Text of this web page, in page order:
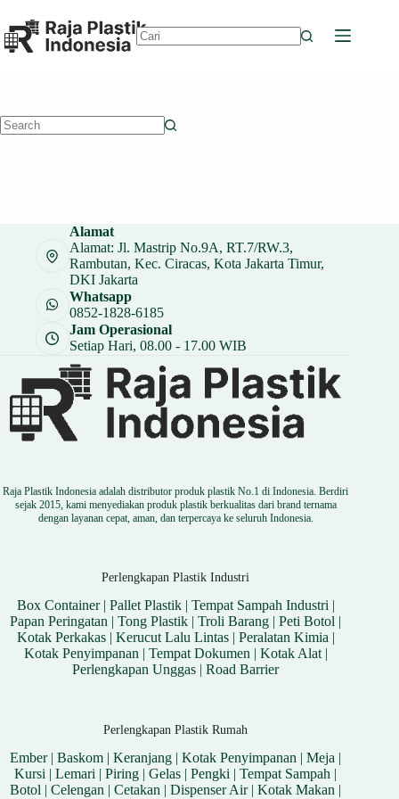
to
content
Alamat
Alamat: Jl. Mastrip No.9A, RT.7/RW.3,
Rambutan, Kec. Ciracas, Kota Jakarta Timur,
DKI Jakarta
Whatsapp
0852-1828-6185
Jam Operasional
Setiap Hari, 08.00 - 17.00 WIB
Raja Plastik Indonesia adalah distributor produk plastik No.1 di Indonesia. Berdiri
sejak 2015, kami menyediakan produk plastik berkualitas dari brand ternama
dengan layanan cepat, aman, dan terpercaya ke seluruh Indonesia.
Perlengkapan Plastik Industri
Box Container| Pallet Plastik| Tempat Sampah Industri |
Papan Peringatan |Tong Plastik |Troli Barang |Peti Botol |
Kotak Perkakas| Kerucut Lalu Lintas| Peralatan Kimia |
Kotak Penyimpanan | Tempat Dokumen | Kotak Alat|
Perlengkapan Unggas |Road Barrier
Perlengkapan Plastik Rumah
Ember|Baskom |Keranjang |Kotak Penyimpanan |Meja |
Kursi |Lemari |Piring |Gelas |Pengki |Tempat Sampah |
Botol |Celengan |Cetakan |Dispenser Air|Kotak Makan |